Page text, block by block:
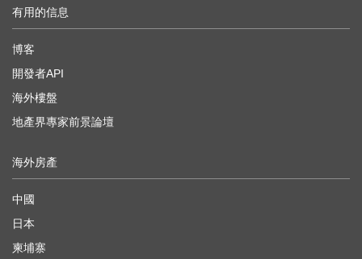
有用的信息
博客
開發者API
海外樓盤
地產界專家前景論壇
海外房產
中國
日本
柬埔寨